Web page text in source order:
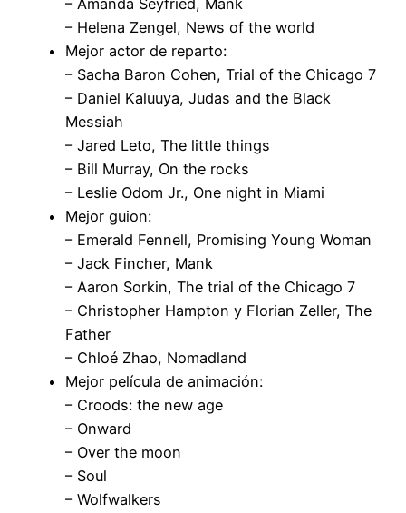
– Amanda Seyfried, Mank
– Helena Zengel, News of the world
Mejor actor de reparto:
– Sacha Baron Cohen, Trial of the Chicago 7
– Daniel Kaluuya, Judas and the Black
Messiah
– Jared Leto, The little things
– Bill Murray, On the rocks
– Leslie Odom Jr., One night in Miami
Mejor guion:
– Emerald Fennell, Promising Young Woman
– Jack Fincher, Mank
– Aaron Sorkin, The trial of the Chicago 7
– Christopher Hampton y Florian Zeller, The
Father
– Chloé Zhao, Nomadland
Mejor película de animación:
– Croods: the new age
– Onward
– Over the moon
– Soul
– Wolfwalkers